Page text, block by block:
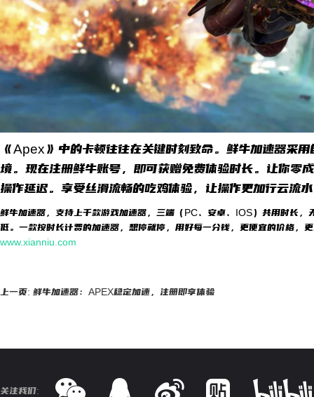
《Apex》中的卡顿往往在关键时刻致命。鲜牛加速器采
境。现在注册鲜牛账号，即可获赠免费体验时长。让你零
操作延迟。享受丝滑流畅的吃鸡体验，让操作更加行云流
鲜牛加速器，支持上千款游戏加速器，三端（PC、安卓、IOS）共用时长
低。一款按时长计费的加速器，想停就停，用好每一分钱，更便宜的价格，
www.xianniu.com
上一页: 鲜牛加速器：APEX稳定加速，注册即享体验
关注我们: